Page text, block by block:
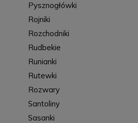
Pysznogłówki
Rojniki
Rozchodniki
Rudbekie
Runianki
Rutewki
Rozwary
Santoliny
Sasanki